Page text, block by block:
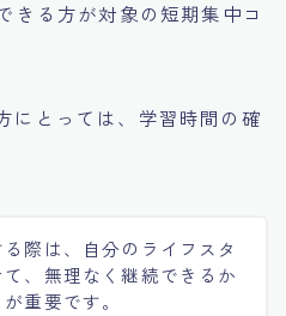
きる方が対象の短期集中コ
にとっては、学習時間の確
際は、自分のライフスタ
、無理なく継続できるか
重要です。